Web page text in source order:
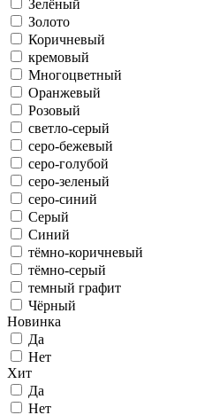
Зелёный
Золото
Коричневый
кремовый
Многоцветный
Оранжевый
Розовый
светло-серый
серо-бежевый
серо-голубой
серо-зеленый
серо-синий
Серый
Синий
тёмно-коричневый
тёмно-серый
темный графит
Чёрный
Новинка
Да
Нет
Хит
Да
Нет